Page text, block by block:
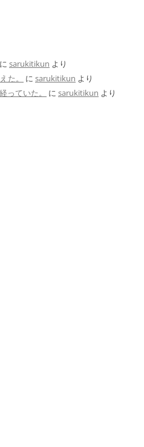
に sarukitikun より
た。
に sarukitikun より
っていた。
に sarukitikun より